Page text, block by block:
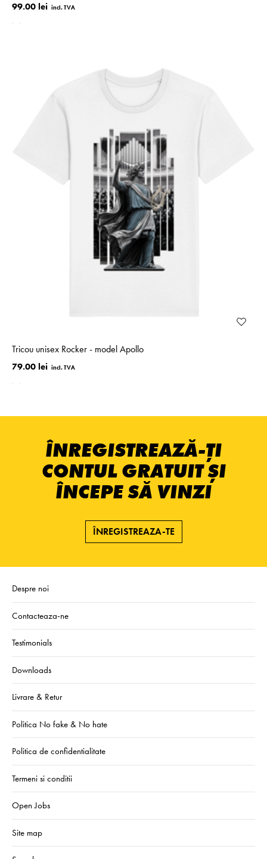
99.00 lei
Tricou unisex Rocker - model Apollo
79.00 lei
ÎNREGISTREAZĂ-ȚI
CONTUL GRATUIT ȘI
ÎNCEPE SĂ VINZI
ÎNREGISTREAZA-TE
Despre noi
Contacteaza-ne
Testimonials
Downloads
Livrare & Retur
Politica No fake & No hate
Politica de confidentialitate
Termeni si conditii
Open Jobs
Site map